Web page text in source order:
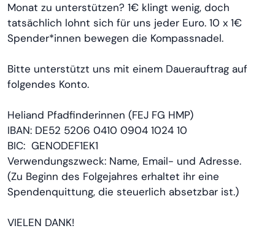
Monat zu unterstützen? 1€ klingt wenig, doch
tatsächlich lohnt sich für uns jeder Euro. 10 x 1€
Spender*innen bewegen die Kompassnadel.
Bitte unterstützt uns mit einem Dauerauftrag auf
folgendes Konto.
Heliand Pfadfinderinnen (FEJ FG HMP)
IBAN: DE52 5206 0410 0904 1024 10
BIC: GENODEF1EK1
Verwendungszweck: Name, Email- und Adresse.
(Zu Beginn des Folgejahres erhaltet ihr eine
Spendenquittung, die steuerlich absetzbar ist.)
VIELEN DANK!